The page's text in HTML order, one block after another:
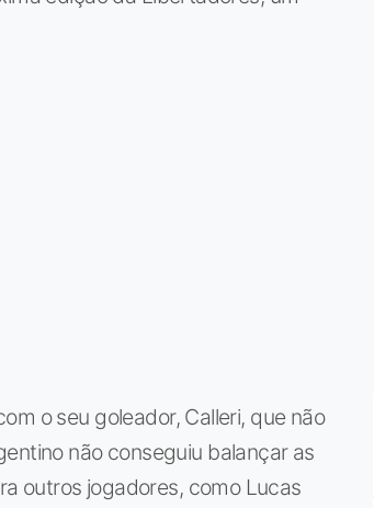
o seu goleador, Calleri, que não
não conseguiu balançar as
outros jogadores, como Lucas